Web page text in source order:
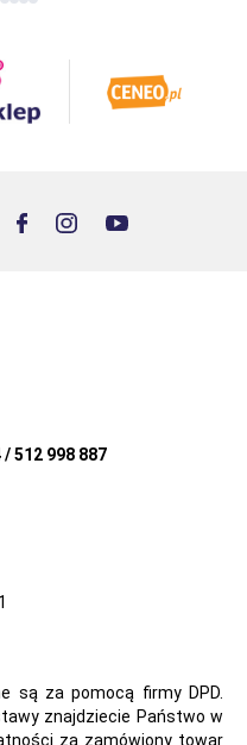
/ 512 998 887
są za pomocą firmy DPD.
znajdziecie Państwo w
za zamówiony towar